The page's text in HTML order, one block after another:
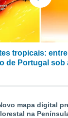
tropicais:
de Portugal sob
mapa digital
na